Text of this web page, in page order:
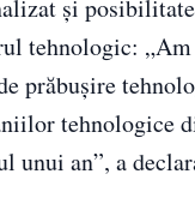
și
tehnologic: „Am
prăbușire
tehnologice
unui an”, a